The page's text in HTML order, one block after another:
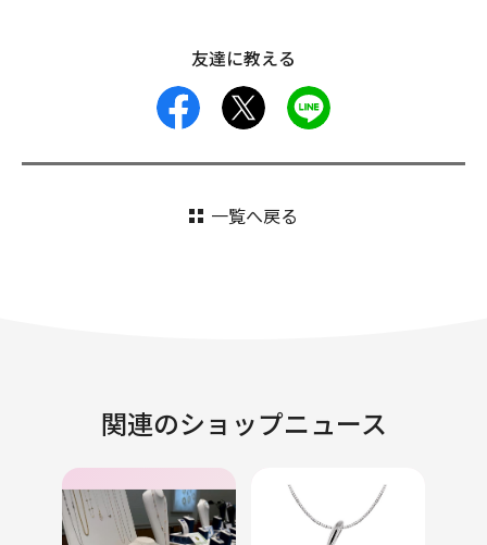
友達に教える
facebook
一覧へ戻る
関連のショップニュース